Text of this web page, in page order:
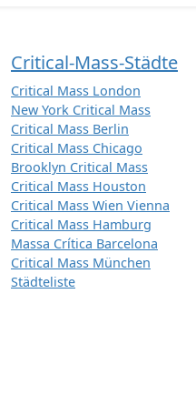
Critical-Mass-Städte
Critical Mass London
New York Critical Mass
Critical Mass Berlin
Critical Mass Chicago
Brooklyn Critical Mass
Critical Mass Houston
Critical Mass Wien Vienna
Critical Mass Hamburg
Massa Crítica Barcelona
Critical Mass München
Städteliste